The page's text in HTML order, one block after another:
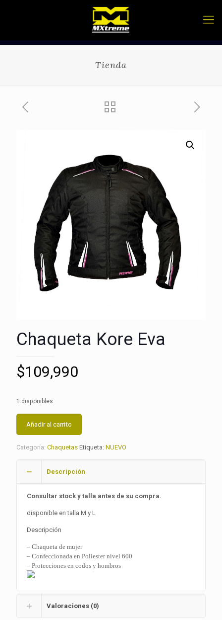
Tienda
Chaqueta Kore Eva
$109,990
1 disponibles
Añadir al carrito
Categoría: Chaquetas Etiqueta: NUEVO
Descripción
Consultar stock y talla antes de su compra.
disponible en talla M y L
Descripción
– Chaqueta de mujer
– Confeccionada en Poliester nivel 600
– Protecciones en codos y hombros
Valoraciones (0)